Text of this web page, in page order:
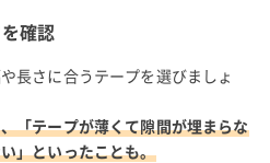
確認
長さに合うテープを選びましょ
「テープが薄くて隙間が埋まらな
」といったことも。